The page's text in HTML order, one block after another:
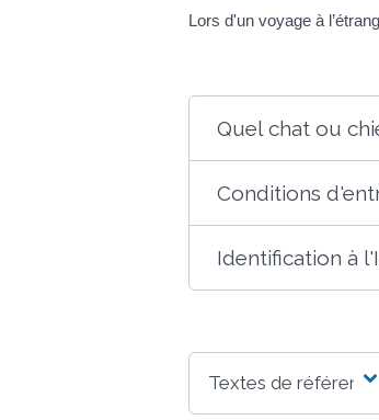
Lors d'un voyage à
Quel chat ou
Conditions
Identification à
Textes de référence